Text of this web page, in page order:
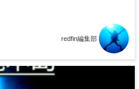
redfin編集部